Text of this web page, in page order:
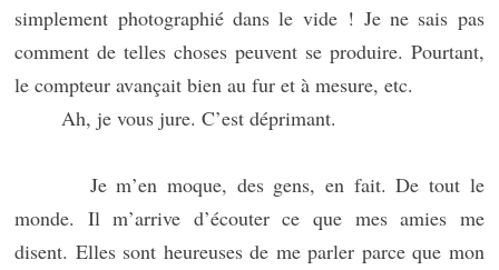
simplement photographié dans le vide ! Je ne sais pas
comment de telles choses peuvent se produire. Pourtant,
le compteur avançait bien au fur et à mesure, etc.
Ah, je vous jure. C’est déprimant.
Je m’en moque, des gens, en fait. De tout le
monde. Il m’arrive d’écouter ce que mes amies me
disent. Elles sont heureuses de me parler parce que mon